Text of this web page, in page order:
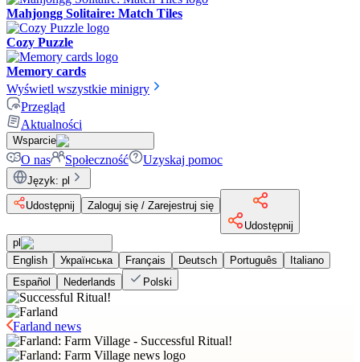
Mahjongg Solitaire: Match Tiles
Cozy Puzzle
Memory cards
Wyświetl wszystkie minigry
Przegląd
Aktualności
Wsparcie
O nas Społeczność Uzyskaj pomoc
Język: pl
Udostępnij
Zaloguj się / Zarejestruj się
Udostępnij
pl
English
Українська Français Deutsch Português
Italiano
Español
Nederlands Polski
Farland news